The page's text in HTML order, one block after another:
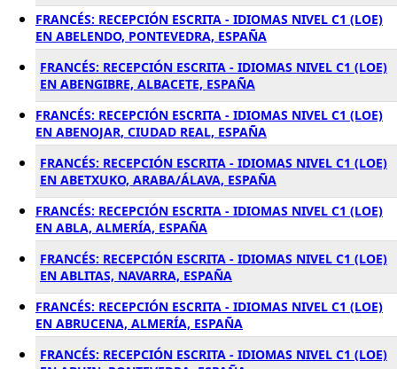
FRANCÉS: RECEPCIÓN ESCRITA - IDIOMAS NIVEL C1 (LOE)
EN ABELENDO, PONTEVEDRA, ESPAÑA
FRANCÉS: RECEPCIÓN ESCRITA - IDIOMAS NIVEL C1 (LOE)
EN ABENGIBRE, ALBACETE, ESPAÑA
FRANCÉS: RECEPCIÓN ESCRITA - IDIOMAS NIVEL C1 (LOE)
EN ABENOJAR, CIUDAD REAL, ESPAÑA
FRANCÉS: RECEPCIÓN ESCRITA - IDIOMAS NIVEL C1 (LOE)
EN ABETXUKO, ARABA/ÁLAVA, ESPAÑA
FRANCÉS: RECEPCIÓN ESCRITA - IDIOMAS NIVEL C1 (LOE)
EN ABLA, ALMERÍA, ESPAÑA
FRANCÉS: RECEPCIÓN ESCRITA - IDIOMAS NIVEL C1 (LOE)
EN ABLITAS, NAVARRA, ESPAÑA
FRANCÉS: RECEPCIÓN ESCRITA - IDIOMAS NIVEL C1 (LOE)
EN ABRUCENA, ALMERÍA, ESPAÑA
FRANCÉS: RECEPCIÓN ESCRITA - IDIOMAS NIVEL C1 (LOE)